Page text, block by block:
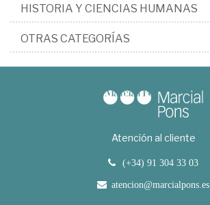
HISTORIA Y CIENCIAS HUMANAS
OTRAS CATEGORÍAS
Atención al cliente
(+34) 91 304 33 03
atencion@marcialpons.es